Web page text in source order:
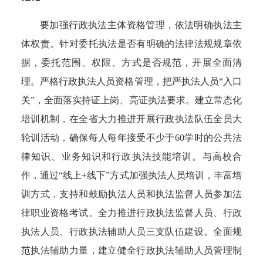
要加强行政执法主体资格管理，依法明确执法主
体权责。针对委托执法是否有明确的法律法规规章依
据，委托范围、权限、方式是否规范，开展全面清
理。严格行政执法人员资格管理，把严执法人员“入口
关”，全面落实持证上岗、亮证执法要求。建立常态化
培训机制，在全省大力推进开展行政执法队伍全员大
轮训活动，确保每人每年接受不少于60学时的公共法
律知识、业务知识和行政执法技能培训。与高校合
作，通过“线上+线下”方式加强执法人员培训，丰富培
训方式，支持和鼓励执法人员和执法监督人员参加法
律职业资格考试。全力推进行政执法监督人员、行政
执法人员、行政执法辅助人员三支队伍建设。全面规
范执法辅助力量，建立健全行政执法辅助人员管理制